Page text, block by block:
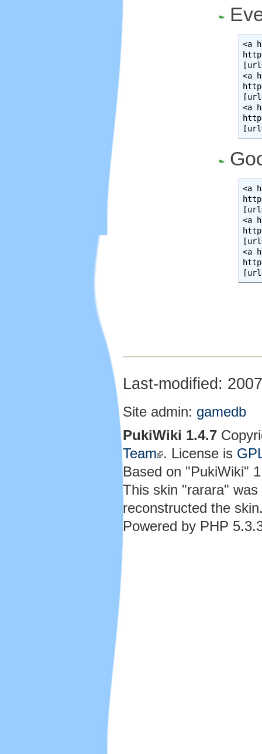
<a
<a
<a
<a
<a
<a
Last-modified:
Site admin: gamedb
PukiWiki 1.4.7
Team . License is
Based on "PukiWiki"
This skin "rarara"
reconstructed the
Powered by PHP